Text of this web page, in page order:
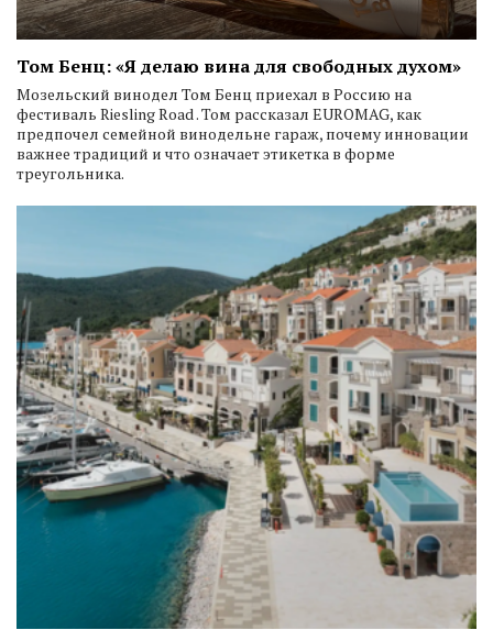
Том Бенц: «Я делаю вина для свободных духом»
Мозельский винодел Том Бенц приехал в Россию на
фестиваль Riesling Road . Том рассказал EUROMAG, как
предпочел семейной винодельне гараж, почему инновации
важнее традиций и что означает этикетка в форме
треугольника.